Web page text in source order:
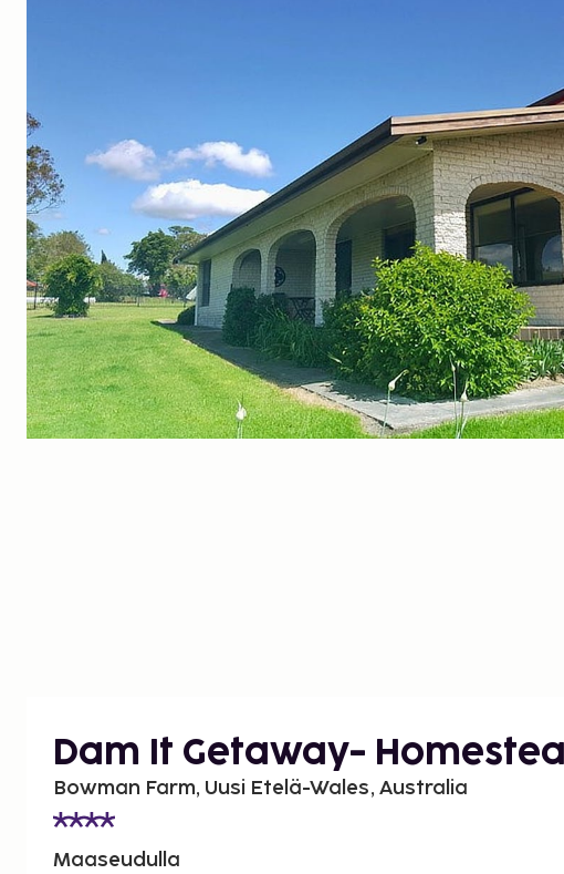
Dam It Getaway-
Bowman Farm, Uusi Etelä-Wales, Australia
Maaseudulla